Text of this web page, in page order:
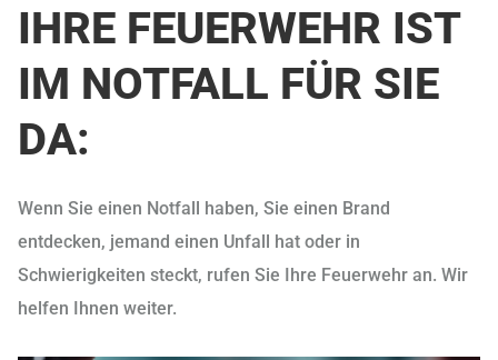
IHRE FEUERWEHR IST
IM NOTFALL FÜR SIE
DA:
Wenn Sie einen Notfall haben, Sie einen Brand
entdecken, jemand einen Unfall hat oder in
Schwierigkeiten steckt, rufen Sie Ihre Feuerwehr an. Wir
helfen Ihnen weiter.